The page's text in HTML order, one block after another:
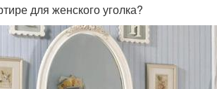
для женского уголка?